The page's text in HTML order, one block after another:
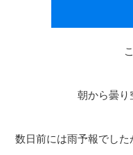
朝から曇り
数日前には雨予報でし